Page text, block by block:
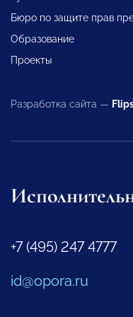
Бюро по защите прав
Образование
Проекты
Разработка сайта —
+7 (495) 247 4777
id@opora.ru